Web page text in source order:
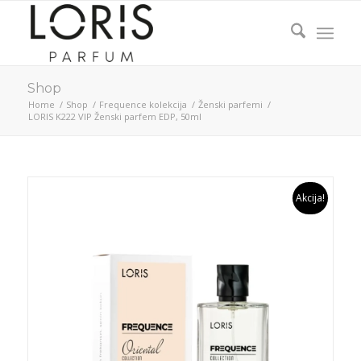
Shop
Home / Shop / Frequence kolekcija / Ženski parfemi /
LORIS K222 VIP Ženski parfem EDP, 50ml
Akcija!